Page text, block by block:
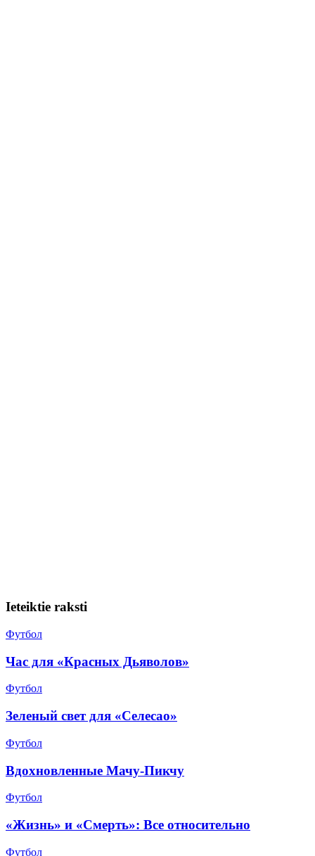
Ieteiktie raksti
Футбол
Час для «Красных Дьяволов»
Футбол
Зеленый свет для «Селесао»
Футбол
Вдохновленные Мачу-Пикчу
Футбол
«Жизнь» и «Смерть»: Все относительно
Футбол